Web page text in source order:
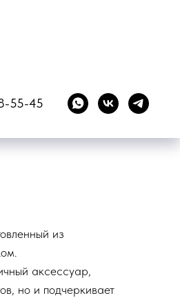
55-45
из
аксессуар,
но и подчеркивает